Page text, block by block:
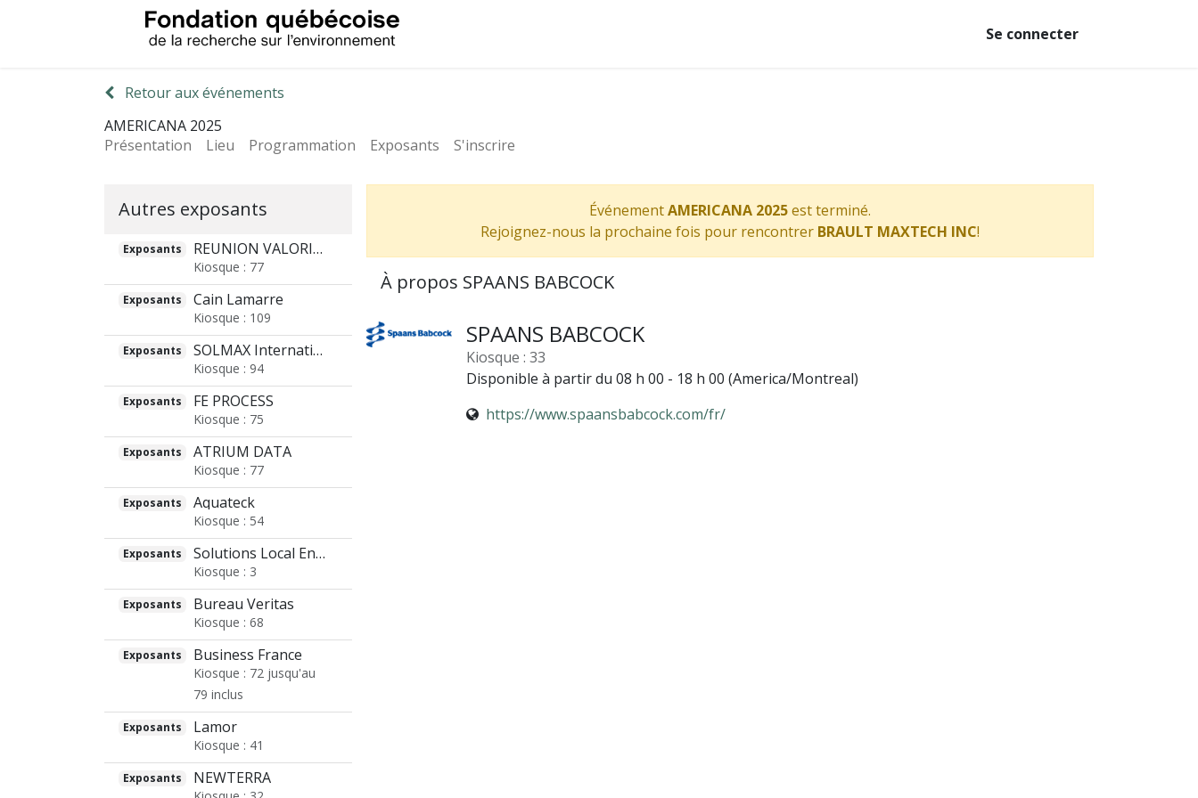
Se connecter
Retour aux événements
AMERICANA 2025
Présentation
Lieu Programmation Exposants S'inscrire
Autres exposants
Exposants REUNION VALORISATION ENVIRONNEMENT
Kiosque : 77
Exposants Cain Lamarre
Kiosque : 109
Exposants SOLMAX International
Kiosque : 94
Exposants FE PROCESS
Kiosque : 75
Exposants ATRIUM DATA
Kiosque : 77
Exposants Aquateck
Kiosque : 54
Exposants Solutions Local Energie
Kiosque : 3
Exposants Bureau Veritas
Kiosque : 68
Exposants Business France
Kiosque : 72 jusqu'au
79 inclus
Exposants Lamor
Kiosque : 41
Exposants NEWTERRA
ÉvénementAMERICANA 2025est terminé.
Rejoignez-nous la prochaine fois pour rencontrer BRAULT MAXTECH INC!
À propos SPAANS BABCOCK
SPAANS BABCOCK
Kiosque : 33
Disponible à partir du 08 h 00 - 18 h 00 (America/Montreal)
https://www.spaansbabcock.com/fr/